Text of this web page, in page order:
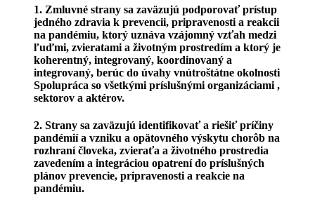
1. Zmluvné strany sa zaväzujú podporovať prístup
jedného zdravia k prevencii, pripravenosti a reakcii
na pandémiu, ktorý uznáva vzájomný vzťah medzi
ľuďmi, zvieratami a životným prostredím a ktorý je
koherentný, integrovaný, koordinovaný a
integrovaný, berúc do úvahy vnútroštátne okolnosti
Spolupráca so všetkými príslušnými organizáciami ,
sektorov a aktérov.
2. Strany sa zaväzujú identifikovať a riešiť príčiny
pandémií a vzniku a opätovného výskytu chorôb na
rozhraní človeka, zvieraťa a životného prostredia
zavedením a integráciou opatrení do príslušných
plánov prevencie, pripravenosti a reakcie na
pandémiu.